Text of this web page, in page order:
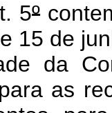
5º
15 de
da
as